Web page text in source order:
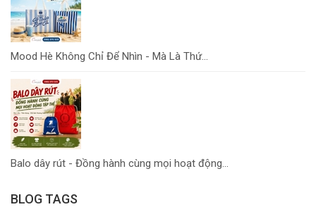
Mood Hè Không Chỉ Để Nhìn - Mà Là Thứ...
Balo dây rút - Đồng hành cùng mọi hoạt động...
BLOG TAGS